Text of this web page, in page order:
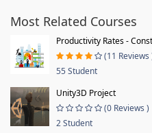
Most Related Courses
Productivity Rates -
(11 Reviews
55 Student
Unity3D Project
(0 Reviews )
2 Student